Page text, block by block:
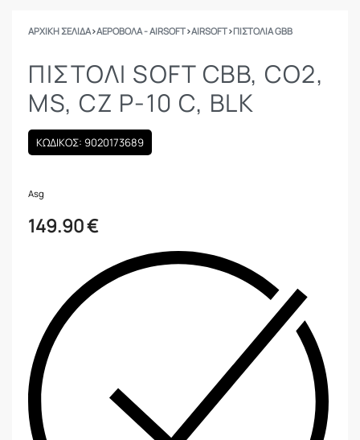
ΑΡΧΙΚΉ ΣΕΛΊΔΑ›ΑΕΡΟΒΟΛΑ - AIRSOFT›AIRSOFT›ΠΙΣΤΌΛΙΑ GBB
ΠΙΣΤΟΛΙ SOFT CBB, CO2,
MS, CZ P-10 C, BLK
ΚΩΔΙΚΟΣ: 9020173689
Asg
149.90€